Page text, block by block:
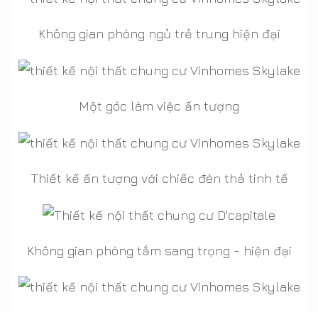
Không gian phòng ngủ trẻ trung hiện đại
Một góc làm việc ấn tượng
Thiết kế ấn tượng với chiếc đèn thả tinh tế
Không gian phòng tắm sang trọng - hiện đại